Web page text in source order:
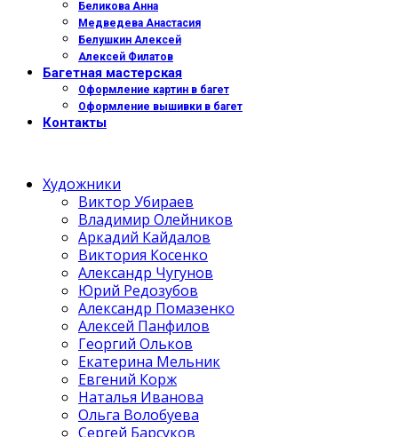
Беликова Анна
Медведева Анастасия
Белушкин Алексей
Алексей Филатов
Багетная мастерская
Оформление картин в багет
Оформление вышивки в багет
Контакты
Художники
Виктор Убираев
Владимир Олейников
Аркадий Кайдалов
Виктория Косенко
Александр Чугунов
Юрий Редозубов
Александр Помазенко
Алексей Панфилов
Георгий Ольков
Екатерина Мельник
Евгений Корж
Наталья Иванова
Ольга Волобуева
Сергей Барсуков